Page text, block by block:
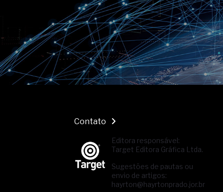
Contato
Editora responsável:
Target Editora Gráfica Ltda.
Sugestões de pautas ou
envio de artigos:
hayrton@hayrtonprado.jor.br